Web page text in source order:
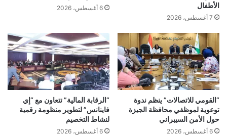
اسلام عزام البصمة الكربونية
الشركات غير المصرفية
الهيئة العامة للرقابة المالية
الأطفال
7 أغسطس، 2026
6 أغسطس، 2026
“القومي للاتصالات” ينظم ندوة
توعوية لموظفي محافظة الجيزة
حول الأمن السيبراني
6 أغسطس، 2026
“الرقابة المالية” تتعاون مع “إي
فاينانس” لتطوير منظومة رقمية
لنشاط التخصيم
6 أغسطس، 2026